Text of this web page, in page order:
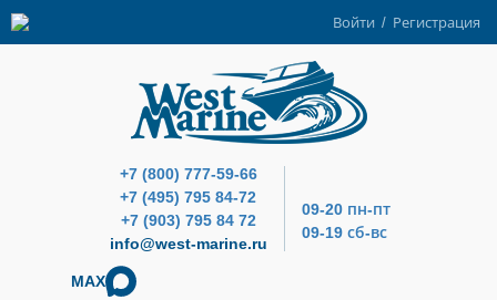
Войти / Регистрация
+7 (800) 777-59-66
+7 (495) 795 84-72
+7 (903) 795 84 72
info@west-marine.ru
09-20 пн-пт
09-19 сб-вс
MAX